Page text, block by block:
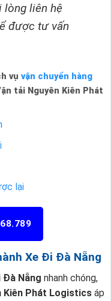
lòng liên hệ
được tư vấn
vụ vận chuyển hàng
tải Nguyên Kiên Phát
lại
Xe Đi Đà Nẵng
Đà Nẵng nhanh chóng,
Kiên Phát Logistics áp